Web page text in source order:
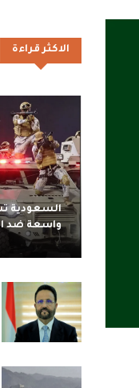
الاكثر قراءة
السعودية
واسعة ضد